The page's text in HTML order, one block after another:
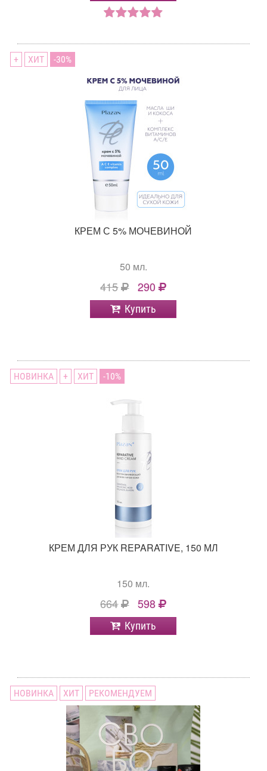
+ ХИТ 30
КРЕМ С 5% МОЧЕВИНОЙ
50 мл.
415 290
Купить
НОВИНКА + ХИТ 10
КРЕМ ДЛЯ РУК REPARATIVE, 150 МЛ
150 мл.
664 598
Купить
НОВИНКА ХИТ РЕКОМЕНДУЕМ